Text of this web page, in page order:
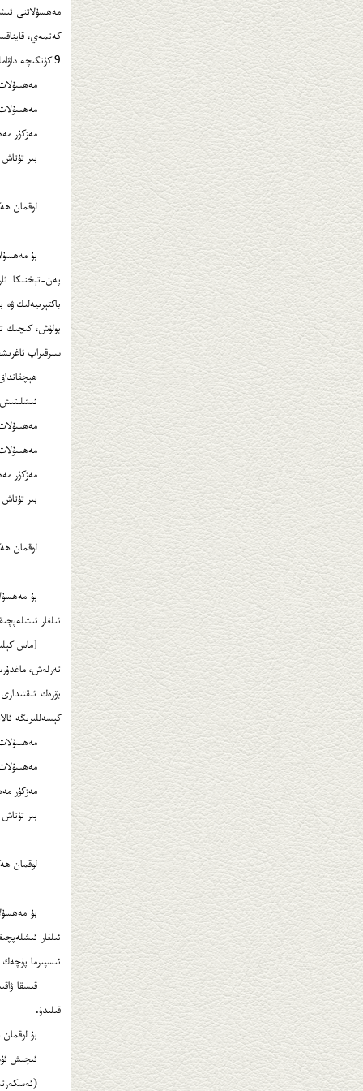
مەھسۇلاتنى
9 كۈنگىچە داۋاملىشىشى مۇمكىن، شۇڭا كەڭ ئىستېمالچىلارنىڭ بۇ نۇقتىغا ئالاھىدە دىققەت قىلىشىنى ئۈمىد قىلىمىز.
مەھسۇلات
مەزكۇر مەھسۇلاتنىڭ بىر قېپى 36
بىر تۇتاش
لوقمان
بۇ
پەن-تېخنىكا
باكتېرىيەلىك
بولۇش، كىچىك
سىرقىراپ
ئىشلىتىش ئۇسۇلى: ھەر كۈنى 3
مەھسۇلات
مەزكۇر مەھسۇلاتنىڭ بىر قېپى 10 كۈن يېتىدىغان
بىر تۇتاش
لوقمان
بۇ
ئىلغار
[ماس
تەرلەش،
بۆرەك
كېسەللىرىگە
مەھسۇلات
مەزكۇر مەھسۇلاتنىڭ بىر قېپى 12 كۈن يېتىدىغان
بىر تۇتاش
لوقمان
بۇ
ئىلغار
ئىسپىرما پۈچەك
قىسقا
قىلىدۇ.
بۇ
ئىچىش ئۇسۇلى: ھەر
(ئەسكەرتىش: دەسلەپ